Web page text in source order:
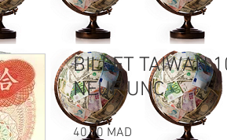
BILLET TAIWAN
NEUF UNC
40,00 MAD